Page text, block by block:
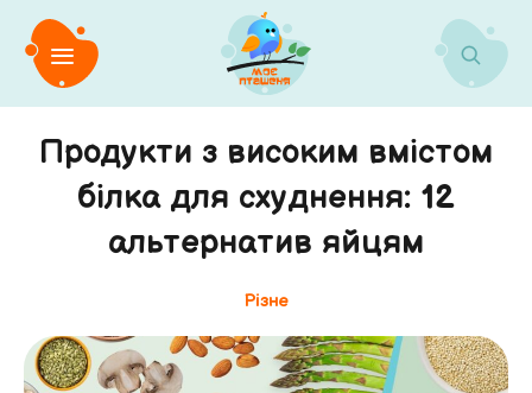
Продукти з високим вмістом
білка для схуднення: 12
альтернатив яйцям
Різне